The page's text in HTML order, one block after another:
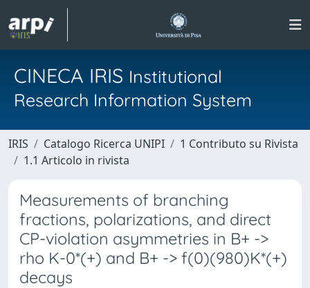
CINECA IRIS Institutional
Research Information System
IRIS Catalogo Ricerca UNIPI
1 Contributo su Rivista
1.1 Articolo in rivista
Measurements of branching
fractions, polarizations, and direct
CP-violation asymmetries in B+ ->
rho K-0*(+) and B+ -> f(0)(980)K*(+)
decays